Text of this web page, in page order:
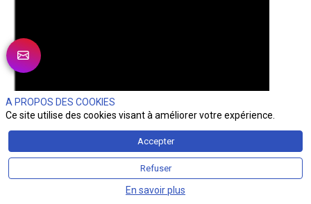
Présenté par Oriane Bussard
A PROPOS DES COOKIES
Ce site utilise des cookies visant à améliorer votre expérience.
Accepter
Refuser
En savoir plus